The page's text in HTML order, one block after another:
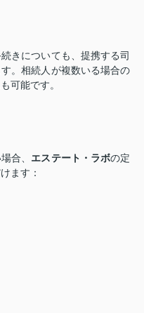
きについても、提携する司
。相続人が複数いる場合の
可能です。
合、 エステート・ラボの定
ます：